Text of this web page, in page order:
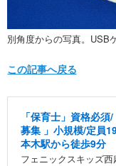
別角度からの写真。USB
この記事へ戻る
「保育士」資格必
募集 」小規模/定員
本木駅から徒歩9分
フェニックスキッズ西